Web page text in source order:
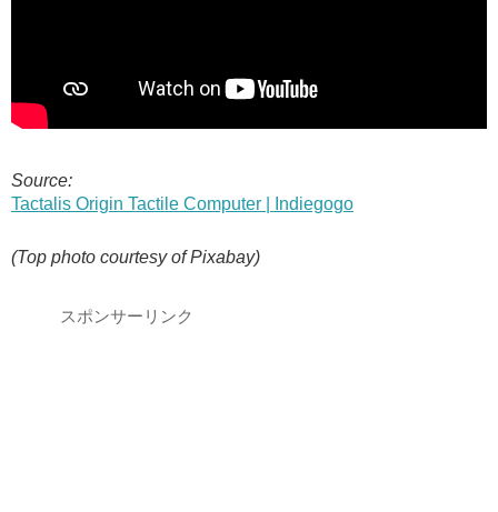
Source:
Tactalis Origin Tactile Computer | Indiegogo
(Top photo courtesy of Pixabay)
スポンサーリンク